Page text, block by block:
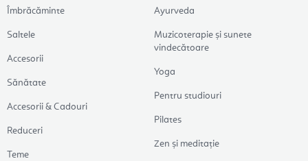
Îmbrăcăminte
Saltele
Accesorii
Sănătate
Accesorii & Cadouri
Reduceri
Teme
Ayurveda
Muzicoterapie și sunete
vindecătoare
Yoga
Pentru studiouri
Pilates
Zen și meditație